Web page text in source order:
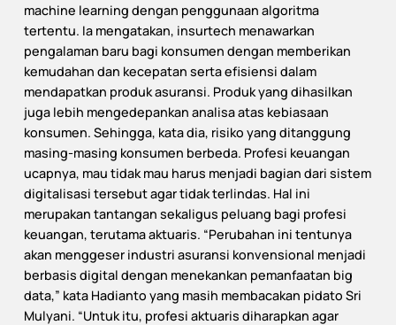
machine learning dengan penggunaan algoritma
tertentu. Ia mengatakan, insurtech menawarkan
pengalaman baru bagi konsumen dengan memberikan
kemudahan dan kecepatan serta efisiensi dalam
mendapatkan produk asuransi. Produk yang dihasilkan
juga lebih mengedepankan analisa atas kebiasaan
konsumen. Sehingga, kata dia, risiko yang ditanggung
masing-masing konsumen berbeda. Profesi keuangan
ucapnya, mau tidak mau harus menjadi bagian dari sistem
digitalisasi tersebut agar tidak terlindas. Hal ini
merupakan tantangan sekaligus peluang bagi profesi
keuangan, terutama aktuaris. “Perubahan ini tentunya
akan menggeser industri asuransi konvensional menjadi
berbasis digital dengan menekankan pemanfaatan big
data,” kata Hadianto yang masih membacakan pidato Sri
Mulyani. “Untuk itu, profesi aktuaris diharapkan agar